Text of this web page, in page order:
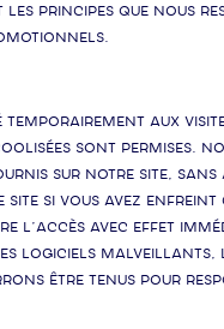
les principes que nous
temporairement aux
sont permises.
sur notre Site,
si vous avez
l’accès avec effet
malveillants,
être tenus pour